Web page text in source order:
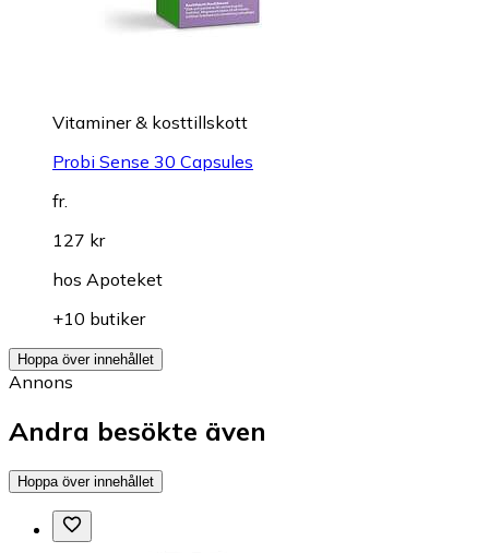
Vitaminer & kosttillskott
Probi Sense 30 Capsules
fr.
127 kr
hos Apoteket
+10 butiker
Hoppa över innehållet
Annons
Andra besökte även
Hoppa över innehållet